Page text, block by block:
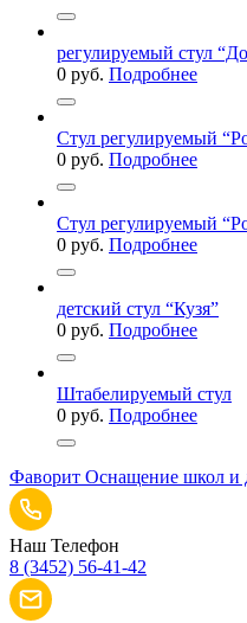
регулируемый стул
0 руб. Подробнее
Стул регулируемый
0 руб. Подробнее
Стул регулируемый
0 руб. Подробнее
детский стул “Кузя”
0 руб. Подробнее
Штабелируемый стул
0 руб. Подробнее
Фаворит Оснащение школ и
Наш Телефон
8 (3452) 56-41-42